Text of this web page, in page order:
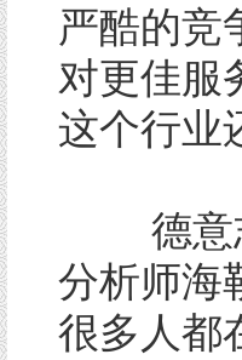
严酷的竞
对更佳服
这个行业
德意志
分析师海
很多人都